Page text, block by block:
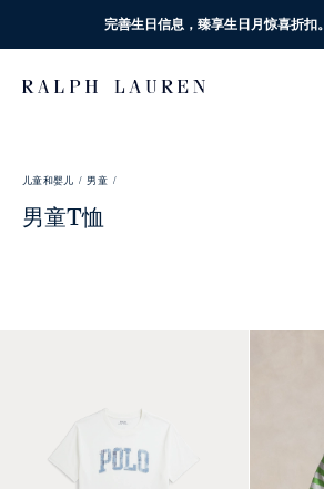
完善生日信息，臻享生日月惊喜折扣。
流行分类
儿童和婴儿 / 男童 /
男童T恤